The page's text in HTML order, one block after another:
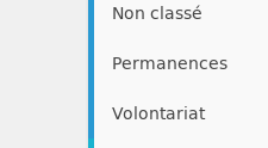
Non classé
Permanences
Volontariat